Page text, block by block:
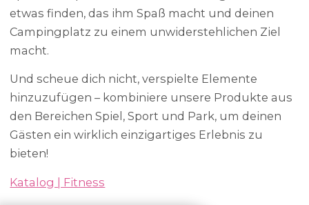
etwas finden, das ihm Spaß macht und deinen
Campingplatz zu einem unwiderstehlichen Ziel
macht.
Und scheue dich nicht, verspielte Elemente
hinzuzufügen – kombiniere unsere Produkte aus
den Bereichen Spiel, Sport und Park, um deinen
Gästen ein wirklich einzigartiges Erlebnis zu
bieten!
Katalog | Fitness